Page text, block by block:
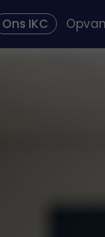
Ons IKC